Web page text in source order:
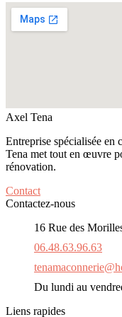
Axel Tena
Entreprise spécialisée en
Tena met tout en œuvre
rénovation.
Contact
Contactez-nous
16 Rue des
06.48.63.96.63
Du lundi au
Liens rapides